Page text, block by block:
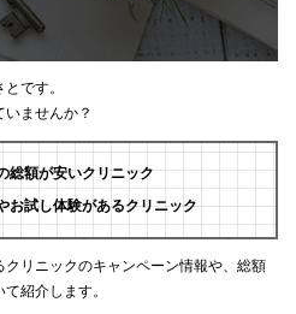
です。
ませんか？
総額が安いクリニック
お試し体験があるクリニック
リニックのキャンペーン情報や、総額
紹介します。